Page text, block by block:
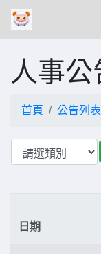
人事公
首頁 公告列表
日期